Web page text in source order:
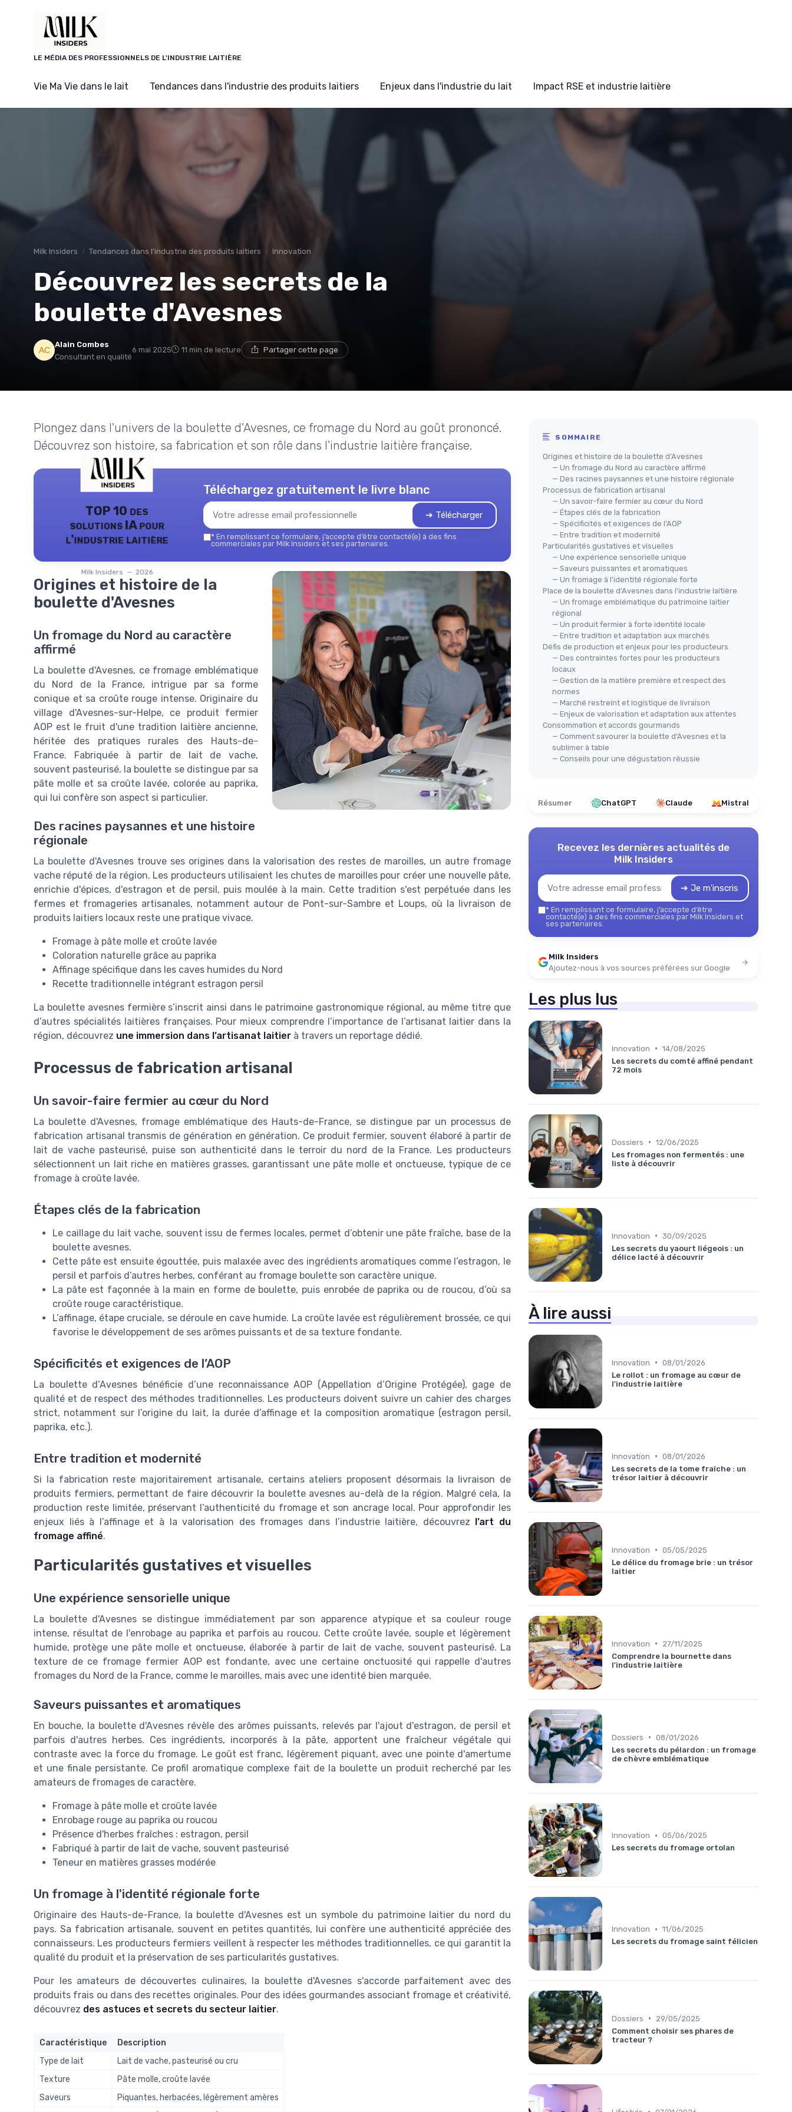
LE MÉDIA DES PROFESSIONNELS DE L'INDUSTRIE LAITIÈRE
Vie Ma Vie dans le lait Tendances dans l'industrie des produits laitiers Enjeux dans l'industrie du lait Impact RSE et industrie laitière
Milk Insiders Tendances dans l'industrie des produits laitiers Innovation
Découvrez les secrets de la
boulette d'Avesnes
Alain Combes
Consultant en qualité
6 mai 2025 11 min de lecture Partager cette page
Plongez dans l'univers de la boulette d'Avesnes, ce fromage du Nord au goût prononcé.
Découvrez son histoire, sa fabrication et son rôle dans l'industrie laitière française.
TOP 10 des
solutions IA pour
l'industrie laitière
Milk Insiders — 2026
Téléchargez gratuitement le livre blanc
➔ Télécharger
* En remplissant ce formulaire, j’accepte d’être contacté(e) à des fins
commerciales par Milk Insiders et ses partenaires.
Origines et histoire de la
boulette d'Avesnes
Un fromage du Nord au caractère
affirmé
La boulette d'Avesnes, ce fromage emblématique
du Nord de la France, intrigue par sa forme
conique et sa croûte rouge intense. Originaire du
village d'Avesnes-sur-Helpe, ce produit fermier
AOP est le fruit d'une tradition laitière ancienne,
héritée des pratiques rurales des Hauts-de-
France. Fabriquée à partir de lait de vache,
souvent pasteurisé, la boulette se distingue par sa
pâte molle et sa croûte lavée, colorée au paprika,
qui lui confère son aspect si particulier.
Des racines paysannes et une histoire
régionale
La boulette d'Avesnes trouve ses origines dans la valorisation des restes de maroilles, un autre fromage
vache réputé de la région. Les producteurs utilisaient les chutes de maroilles pour créer une nouvelle pâte,
enrichie d'épices, d'estragon et de persil, puis moulée à la main. Cette tradition s'est perpétuée dans les
fermes et fromageries artisanales, notamment autour de Pont-sur-Sambre et Loups, où la livraison de
produits laitiers locaux reste une pratique vivace.
Fromage à pâte molle et croûte lavée
Coloration naturelle grâce au paprika
Affinage spécifique dans les caves humides du Nord
Recette traditionnelle intégrant estragon persil
La boulette avesnes fermière s’inscrit ainsi dans le patrimoine gastronomique régional, au même titre que
d’autres spécialités laitières françaises. Pour mieux comprendre l’importance de l’artisanat laitier dans la
région, découvrez une immersion dans l’artisanat laitier à travers un reportage dédié.
Processus de fabrication artisanal
Un savoir-faire fermier au cœur du Nord
La boulette d'Avesnes, fromage emblématique des Hauts-de-France, se distingue par un processus de
fabrication artisanal transmis de génération en génération. Ce produit fermier, souvent élaboré à partir de
lait de vache pasteurisé, puise son authenticité dans le terroir du nord de la France. Les producteurs
sélectionnent un lait riche en matières grasses, garantissant une pâte molle et onctueuse, typique de ce
fromage à croûte lavée.
Étapes clés de la fabrication
Le caillage du lait vache, souvent issu de fermes locales, permet d’obtenir une pâte fraîche, base de la
boulette avesnes.
Cette pâte est ensuite égouttée, puis malaxée avec des ingrédients aromatiques comme l’estragon, le
persil et parfois d’autres herbes, conférant au fromage boulette son caractère unique.
La pâte est façonnée à la main en forme de boulette, puis enrobée de paprika ou de roucou, d’où sa
croûte rouge caractéristique.
L’affinage, étape cruciale, se déroule en cave humide. La croûte lavée est régulièrement brossée, ce qui
favorise le développement de ses arômes puissants et de sa texture fondante.
Spécificités et exigences de l’AOP
La boulette d’Avesnes bénéficie d’une reconnaissance AOP (Appellation d’Origine Protégée), gage de
qualité et de respect des méthodes traditionnelles. Les producteurs doivent suivre un cahier des charges
strict, notamment sur l’origine du lait, la durée d’affinage et la composition aromatique (estragon persil,
paprika, etc.).
Entre tradition et modernité
Si la fabrication reste majoritairement artisanale, certains ateliers proposent désormais la livraison de
produits fermiers, permettant de faire découvrir la boulette avesnes au-delà de la région. Malgré cela, la
production reste limitée, préservant l’authenticité du fromage et son ancrage local. Pour approfondir les
enjeux liés à l’affinage et à la valorisation des fromages dans l’industrie laitière, découvrez l’art du
fromage affiné.
Particularités gustatives et visuelles
Une expérience sensorielle unique
La boulette d'Avesnes se distingue immédiatement par son apparence atypique et sa couleur rouge
intense, résultat de l'enrobage au paprika et parfois au roucou. Cette croûte lavée, souple et légèrement
humide, protège une pâte molle et onctueuse, élaborée à partir de lait de vache, souvent pasteurisé. La
texture de ce fromage fermier AOP est fondante, avec une certaine onctuosité qui rappelle d'autres
fromages du Nord de la France, comme le maroilles, mais avec une identité bien marquée.
Saveurs puissantes et aromatiques
En bouche, la boulette d'Avesnes révèle des arômes puissants, relevés par l'ajout d'estragon, de persil et
parfois d'autres herbes. Ces ingrédients, incorporés à la pâte, apportent une fraîcheur végétale qui
contraste avec la force du fromage. Le goût est franc, légèrement piquant, avec une pointe d'amertume
et une finale persistante. Ce profil aromatique complexe fait de la boulette un produit recherché par les
amateurs de fromages de caractère.
Fromage à pâte molle et croûte lavée
Enrobage rouge au paprika ou roucou
Présence d'herbes fraîches : estragon, persil
Fabriqué à partir de lait de vache, souvent pasteurisé
Teneur en matières grasses modérée
Un fromage à l'identité régionale forte
Originaire des Hauts-de-France, la boulette d'Avesnes est un symbole du patrimoine laitier du nord du
pays. Sa fabrication artisanale, souvent en petites quantités, lui confère une authenticité appréciée des
connaisseurs. Les producteurs fermiers veillent à respecter les méthodes traditionnelles, ce qui garantit la
qualité du produit et la préservation de ses particularités gustatives.
Pour les amateurs de découvertes culinaires, la boulette d'Avesnes s'accorde parfaitement avec des
produits frais ou dans des recettes originales. Pour des idées gourmandes associant fromage et créativité,
découvrez des astuces et secrets du secteur laitier.
Caractéristique
Description
Type de lait
Lait de vache, pasteurisé ou cru
Texture
Pâte molle, croûte lavée
Saveurs
Piquantes, herbacées, légèrement amères
SOMMAIRE
Origines et histoire de la boulette d'Avesnes
— Un fromage du Nord au caractère affirmé
— Des racines paysannes et une histoire régionale
Processus de fabrication artisanal
— Un savoir-faire fermier au cœur du Nord
— Étapes clés de la fabrication
— Spécificités et exigences de l’AOP
— Entre tradition et modernité
Particularités gustatives et visuelles
— Une expérience sensorielle unique
— Saveurs puissantes et aromatiques
— Un fromage à l'identité régionale forte
Place de la boulette d'Avesnes dans l'industrie laitière
— Un fromage emblématique du patrimoine laitier
régional
— Un produit fermier à forte identité locale
— Entre tradition et adaptation aux marchés
Défis de production et enjeux pour les producteurs
— Des contraintes fortes pour les producteurs
locaux
— Gestion de la matière première et respect des
normes
— Marché restreint et logistique de livraison
— Enjeux de valorisation et adaptation aux attentes
Consommation et accords gourmands
— Comment savourer la boulette d’Avesnes et la
sublimer à table
— Conseils pour une dégustation réussie
Résumer ChatGPT Claude Mistral
Recevez les dernières actualités de
Milk Insiders
➔ Je m'inscris
* En remplissant ce formulaire, j’accepte d’être
contacté(e) à des fins commerciales par Milk Insiders et
ses partenaires.
Milk Insiders
Ajoutez-nous à vos sources préférées sur Google
Les plus lus
Innovation • 14/08/2025
Les secrets du comté affiné pendant
72 mois
Dossiers • 12/06/2025
Les fromages non fermentés : une
liste à découvrir
Innovation • 30/09/2025
Les secrets du yaourt liégeois : un
délice lacté à découvrir
À lire aussi
Innovation • 08/01/2026
Le rollot : un fromage au cœur de
l'industrie laitière
Innovation • 08/01/2026
Les secrets de la tome fraîche : un
trésor laitier à découvrir
Innovation • 05/05/2025
Le délice du fromage brie : un trésor
laitier
Innovation •
27/11/2025
Comprendre la bournette dans
l'industrie laitière
Dossiers • 08/01/2026
Les secrets du pélardon : un fromage
de chèvre emblématique
Innovation • 05/06/2025
Les secrets du fromage ortolan
Innovation • 11/06/2025
Les secrets du fromage saint félicien
Dossiers •
29/05/2025
Comment choisir ses phares de
tracteur ?